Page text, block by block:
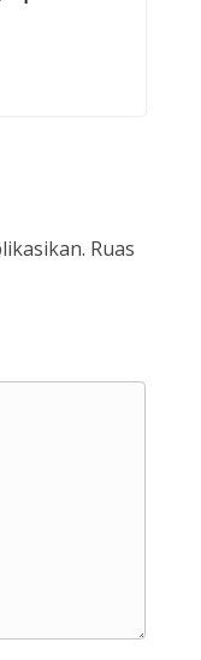
Ruas